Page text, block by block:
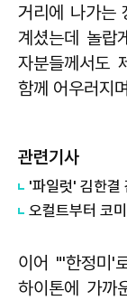
거리에 나가는
계셨는데 놀랍
자분들께서도
함께 어우러지
관련기사
이어 "'한정미'
하이톤에 가까